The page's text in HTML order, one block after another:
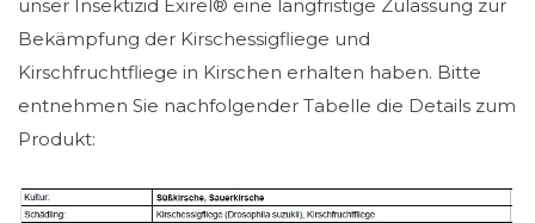
unser Insektizid Exirel® eine langfristige Zulassung zur
Bekämpfung der Kirschessigfliege und
Kirschfruchtfliege in Kirschen erhalten haben. Bitte
entnehmen Sie nachfolgender Tabelle die Details zum
Produkt: